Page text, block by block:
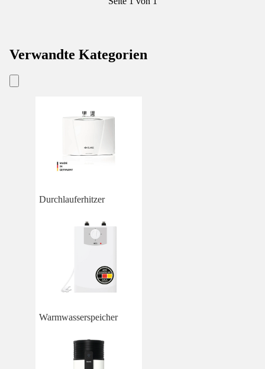
Verwandte Kategorien
Durchlauferhitzer
Warmwasserspeicher